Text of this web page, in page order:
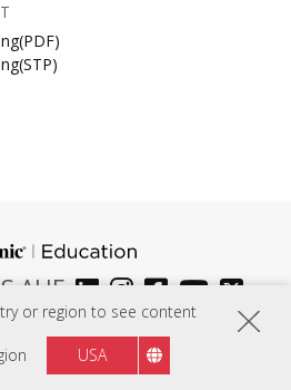
or region to see content
USA
AUF
Austria